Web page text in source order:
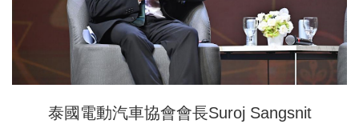
泰國電動汽車協會會長Suroj Sangsnit